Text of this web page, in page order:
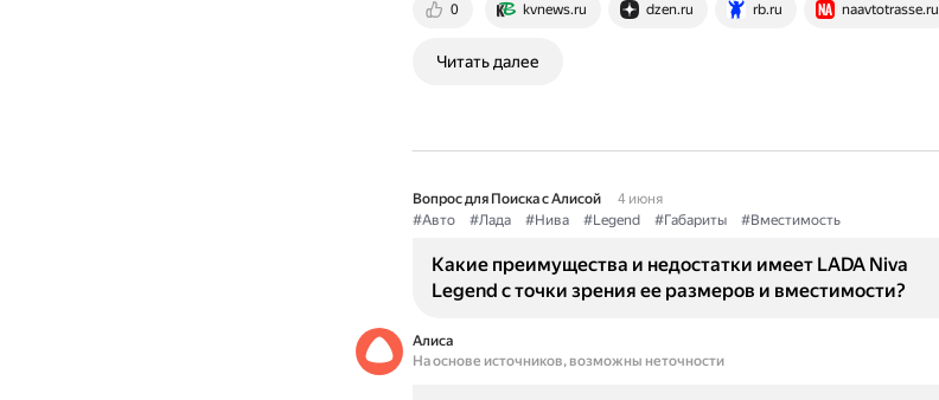
0 kvnews.ru dzen.ru rb.ru naavtotrasse.ru
Читать далее
Вопрос для Поиска с Алисой
4 июня
#Авто
#Лада #Нива #Legend #Габариты #Вместимость
Какие преимущества и недостатки имеет LADA Niva
Legend с точки зрения ее размеров и вместимости?
Алиса
На основе источников, возможны неточности